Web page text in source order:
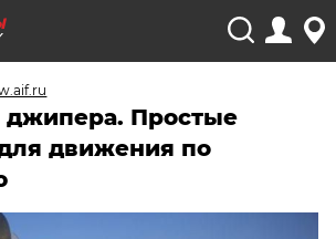
Простые
движения по